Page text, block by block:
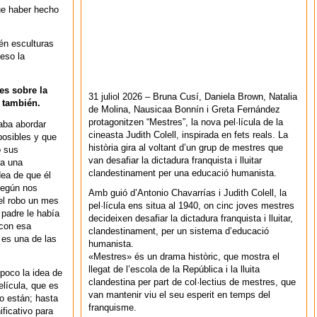
haber hecho
esculturas
la
sobre la
abordar
y que
sus
una
de que él
nos
robo un mes
le había
esa
una de las
la idea de
que es
están; hasta
para
31 juliol 2026 – Bruna Cusí, Daniela Brown, Natalia
de Molina, Nausicaa Bonnín i Greta Fernández
protagonitzen “Mestres”, la nova pel·lícula de la
cineasta Judith Colell, inspirada en fets reals. La
història gira al voltant d’un grup de mestres que
van desafiar la dictadura franquista i lluitar
clandestinament per una educació humanista.
Amb guió d’Antonio Chavarrías i Judith Colell, la
pel·lícula ens situa al 1940, on cinc joves mestres
decideixen desafiar la dictadura franquista i lluitar,
clandestinament, per un sistema d’educació
humanista.
«Mestres» és un drama històric, que mostra el
llegat de l’escola de la República i la lluita
clandestina per part de col·lectius de mestres, que
van mantenir viu el seu esperit en temps del
franquisme.